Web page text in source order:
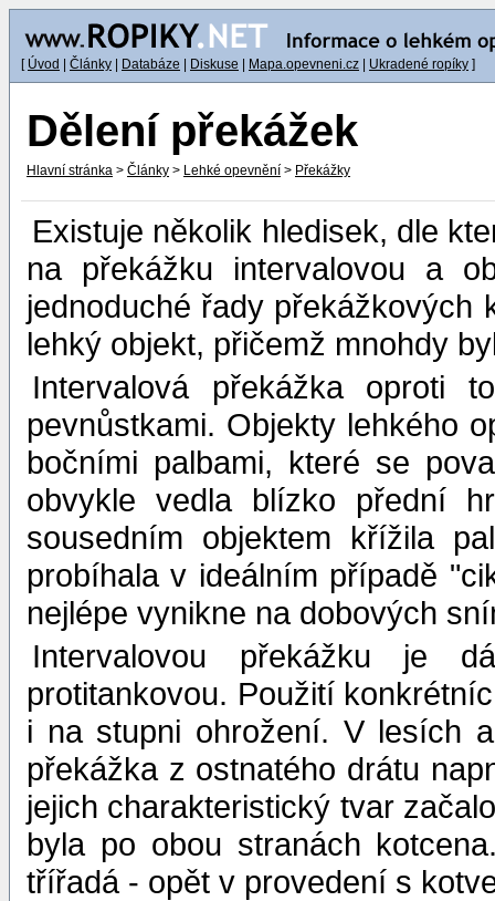
[ Úvod Články Databáze Diskuse Mapa.opevneni.cz Ukradené ropíky ]
Dělení překážek
Hlavní stránka > Články > Lehké opevnění > Překážky
Existuje několik hledisek, dle
na překážku intervalovou a
jednoduché řady překážkových
lehký objekt, přičemž mnohdy
Intervalová překážka oproti
pevnůstkami. Objekty lehkého
bočními palbami, které se
obvykle vedla blízko přední
sousedním objektem křížila
probíhala v ideálním případě
nejlépe vynikne na dobových
Intervalovou překážku je
protitankovou. Použití
i na stupni ohrožení. V lesích
překážka z ostnatého drátu
jejich charakteristický tvar
byla po obou stranách
třířadá - opět v provedení s